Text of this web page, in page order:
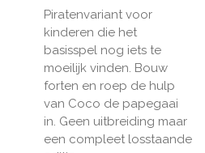
Piratenvariant voor
kinderen die het
basisspel nog iets te
moeilijk vinden. Bouw
forten en roep de hulp
van Coco de papegaai
in. Geen uitbreiding maar
een compleet losstaande